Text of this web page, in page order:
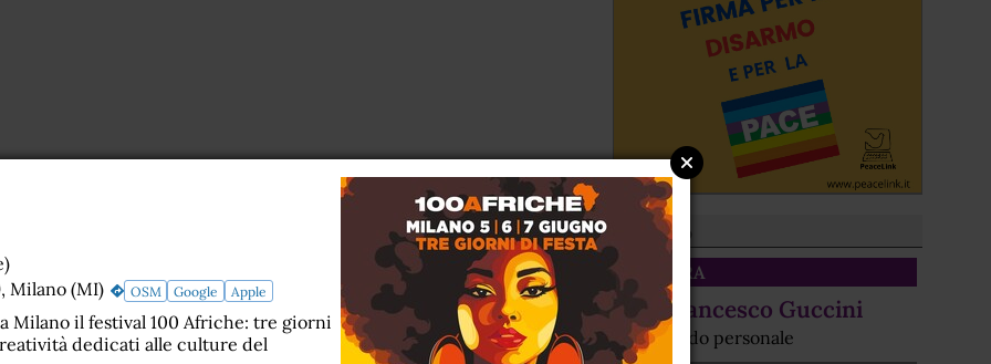
Dal sito
CULTURA
Per Francesco Guccini
Un ricordo personale
Milano (MI)
OSM Google Apple
Milano il festival 100 Afriche: tre giorni
dedicati alle culture del